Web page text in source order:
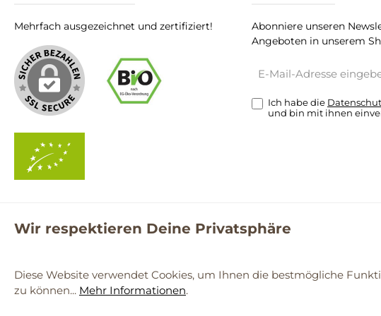
Mehrfach ausgezeichnet und zertifiziert!
Abonniere unseren
Angeboten in unserem
Mail-
Ich habe die
und bin mit ihnen
© 2026
Wir respektieren Deine Privatsphäre
Diese Website verwendet Cookies, um Ihnen die bestmögliche
zu können... Mehr Informationen.